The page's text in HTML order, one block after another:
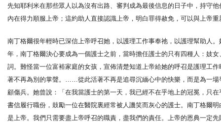
先知耶利米在那些眾人以為沒有出路、審判成為最後信息的日子中，持守
內在得力順服上帝；這約助人直接認識上帝，明白罪得赦免，可以與上帝
南丁格爾很年輕時已深信上帝呼召她，以護理工作事奉祂，以護理幫助人
年，南丁格爾決心要成為一個護士之前，當時擔任護士的只有四種人：妓
詞。難怪當一位富裕家庭的女孩，宣佈清楚知道上帝給她的呼召是護理工
著不再為別的掌聲。……從此活著不再是追尋沉緬心中的快樂，而是為一
顧傷兵。她曾說：「在我當護士的第一天，我已經不在乎地上的冠冕，只
書信履行職份，鼓勵一位在醫院裏經常被人譏笑而灰心的護士。南丁格爾
是上帝。我們只需要盡上帝呼召的職責，盡我們的責任。上帝的恩典一定